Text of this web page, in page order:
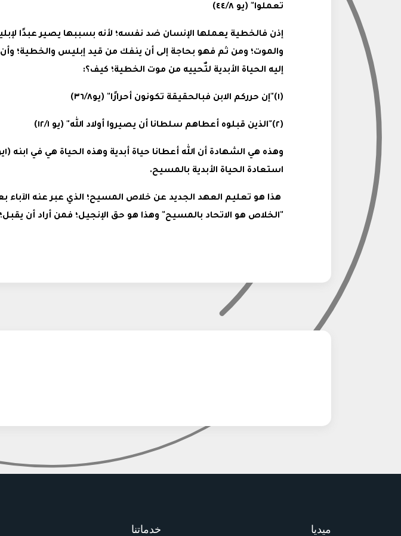
تعملوا" (يو ٤٤/٨)
إذن فالخطية يعملها الإنسان ضد نفسه؛ لأنه بسببها يصير عبدًا
والموت؛ ومن ثم فهو بحاجة إلى أن ينفك من قيد إبليس والخطية؛ وأن
إليه الحياة الأبدية لتٌحييه من موت الخطية؛ كيف؟:
(١)"إن حرركم الابن فبالحقيقة تكونون أحرارًا" (يو٣٦/٨)
(٢)"الذين قبلوه أعطاهم سلطانا أن يصيروا أولاد الله" (يو ١٢/١)
استعادة الحياة الأبدية بالمسيح.
هذا هو تعليم العهد الجديد عن خلاص المسيح؛ الذي عبر عنه الآباء
"الخلاص هو الاتحاد بالمسيح" وهذا هو حق الإنجيل؛ فمن أراد أن
ميديا خدماتنا